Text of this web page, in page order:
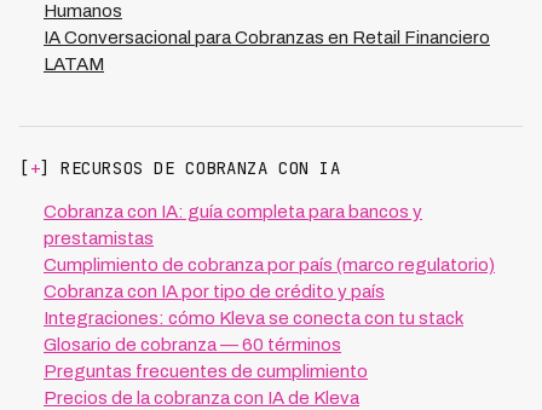
Humanos
IA Conversacional para Cobranzas en Retail Financiero
LATAM
[ +] RECURSOS DE COBRANZA CON IA
Cobranza con IA: guía completa para bancos y
prestamistas
Cumplimiento de cobranza por país (marco regulatorio)
Cobranza con IA por tipo de crédito y país
Integraciones: cómo Kleva se conecta con tu stack
Glosario de cobranza — 60 términos
Preguntas frecuentes de cumplimiento
Precios de la cobranza con IA de Kleva